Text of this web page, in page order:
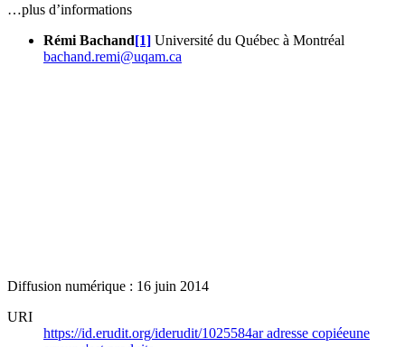
…plus d’informations
Rémi Bachand[1] Université du Québec à Montréal
bachand.remi@uqam.ca
Diffusion numérique : 16 juin 2014
URI
https://id.erudit.org/iderudit/1025584aradresse copiéeune